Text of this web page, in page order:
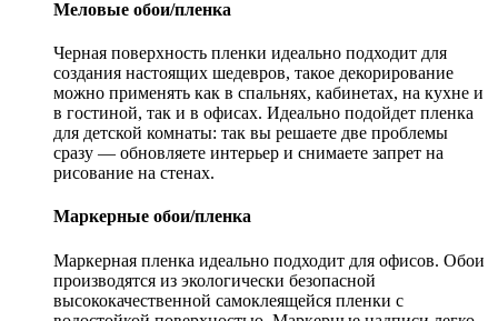
Меловые обои/пленка
Черная поверхность пленки идеально подходит для
создания настоящих шедевров, такое декорирование
можно применять как в спальнях, кабинетах, на кухне и
в гостиной, так и в офисах. Идеально подойдет пленка
для детской комнаты: так вы решаете две проблемы
сразу — обновляете интерьер и снимаете запрет на
рисование на стенах.
Маркерные обои/пленка
Маркерная пленка идеально подходит для офисов. Обои
производятся из экологически безопасной
высококачественной самоклеящейся пленки с